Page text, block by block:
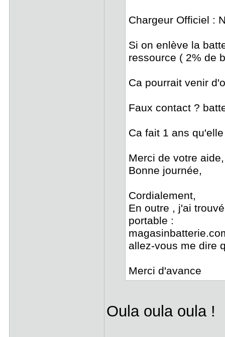
Chargeur Officiel :
Si on enlève la
ressource ( 2% de
Ca pourrait venir
Faux contact ?
Ca fait 1 ans
Merci de votre aide,
Bonne journée,
Cordialement,
En outre , j'ai
portable :
allez-vous me dire
Merci d'avance
Oula oula oula !